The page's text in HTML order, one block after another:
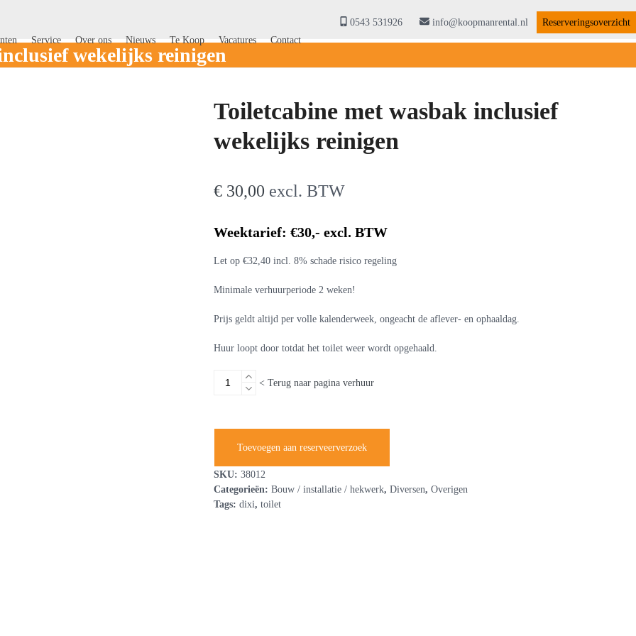
0543 531926 info@koopmanrental.nl
Reserveringsoverzicht
Service Over ons Nieuws Te Koop Vacatures Contact
wekelijks reinigen
Toiletcabine met wasbak inclusief
wekelijks reinigen
€30,00 excl. BTW
Weektarief: €30,- excl. BTW
Let op €32,40 incl. 8% schade risico regeling
Minimale verhuurperiode 2 weken!
Prijs geldt altijd per volle kalenderweek, ongeacht de aflever- en ophaaldag.
Huur loopt door totdat het toilet weer wordt opgehaald.
Toiletcabine
reinigen
aantal
< Terug naar pagina verhuur
Toevoegen aan reserveerverzoek
SKU: 38012
Categorieën: Bouw / installatie / hekwerk, Diversen, Overigen
Tags: dixi, toilet